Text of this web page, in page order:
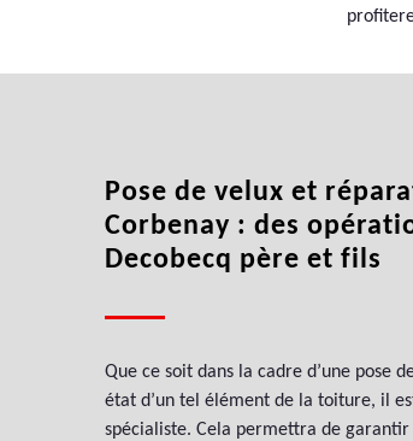
Pose de velux et
Corbenay : des
Decobecq père et fils
Que ce soit dans la cadre d’une pose
état d’un tel élément de la toiture, il
spécialiste. Cela permettra de